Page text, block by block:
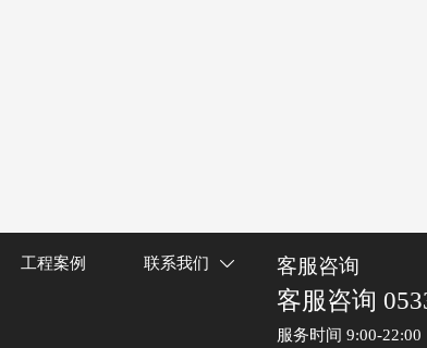
工程案例 联系我们  客服咨询
客服咨询
服务时间 9:00-22:00